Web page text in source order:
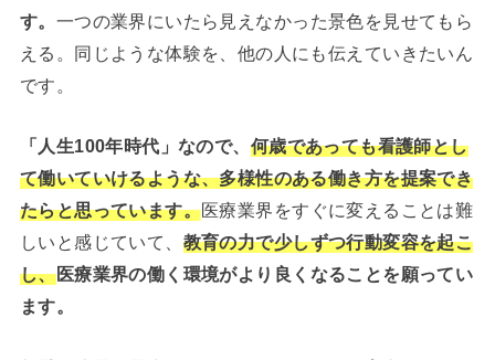
す。 一つの業界にいたら見えなかった景色を見せてもら
える。同じような体験を、他の人にも伝えていきたいん
です。
「人生100年時代」なので、 何歳であっても看護師とし
て働いていけるような、多様性のある働き方を提案でき
たらと思っています。医療業界をすぐに変えることは難
しいと感じていて、 教育の力で少しずつ行動変容を起こ
し、医療業界の働く環境がより良くなることを願ってい
ます。